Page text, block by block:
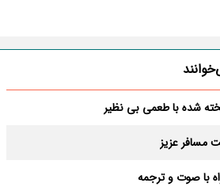
پخته شده با طعمی بی نظیر
مسافر عزیز
با صوت و ترجمه